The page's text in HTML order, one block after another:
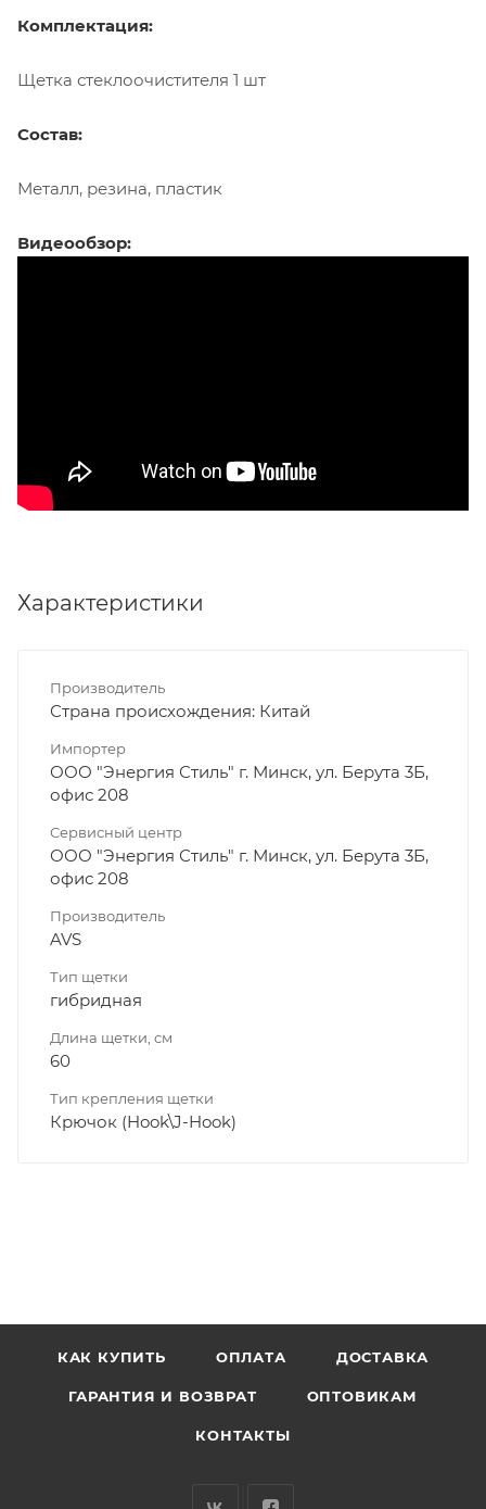
Комплектация:
Щетка стеклоочистителя 1 шт
Состав:
Металл, резина, пластик
Видеообзор:
Характеристики
Производитель
Страна происхождения: Китай
Импортер
ООО "Энергия Стиль" г. Минск, ул. Берута 3Б,
офис 208
Сервисный центр
ООО "Энергия Стиль" г. Минск, ул. Берута 3Б,
офис 208
Производитель
AVS
Тип щетки
гибридная
Длина щетки, см
60
Тип крепления щетки
Крючок (Hook\J-Hook)
КАК КУПИТЬ ОПЛАТА ДОСТАВКА
ГАРАНТИЯ И ВОЗВРАТ ОПТОВИКАМ
КОНТАКТЫ